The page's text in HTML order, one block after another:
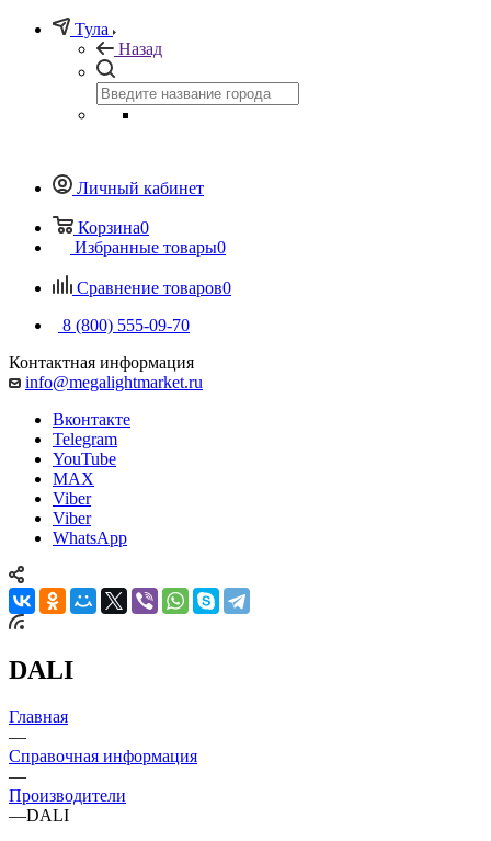
Тула
Назад
Личный кабинет
Корзина0
Избранные товары0
Сравнение товаров0
8 (800) 555-09-70
Контактная информация
info@megalightmarket.ru
Вконтакте
Telegram
YouTube
MAX
Viber
Viber
WhatsApp
DALI
Главная
—
Справочная информация
—
Производители
—DALI